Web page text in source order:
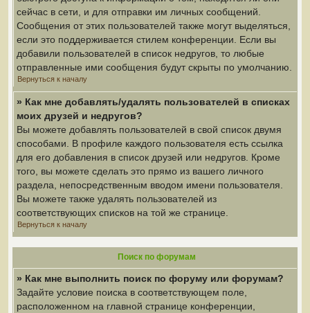
сейчас в сети, и для отправки им личных сообщений.
Сообщения от этих пользователей также могут выделяться,
если это поддерживается стилем конференции. Если вы
добавили пользователей в список недругов, то любые
отправленные ими сообщения будут скрыты по умолчанию.
Вернуться к началу
» Как мне добавлять/удалять пользователей в списках
моих друзей и недругов?
Вы можете добавлять пользователей в свой список двумя
способами. В профиле каждого пользователя есть ссылка
для его добавления в список друзей или недругов. Кроме
того, вы можете сделать это прямо из вашего личного
раздела, непосредственным вводом имени пользователя.
Вы можете также удалять пользователей из
соответствующих списков на той же странице.
Вернуться к началу
Поиск по форумам
» Как мне выполнить поиск по форуму или форумам?
Задайте условие поиска в соответствующем поле,
расположенном на главной странице конференции,